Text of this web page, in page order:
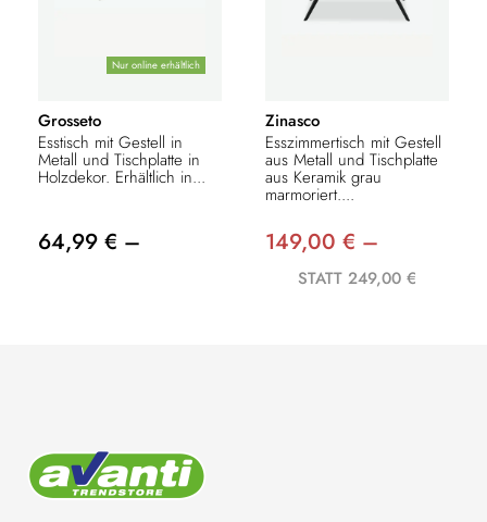
Nur online erhältlich
Grosseto
Esstisch mit Gestell in
Metall und Tischplatte in
Holzdekor. Erhältlich in...
64,99 € –
Zinasco
Esszimmertisch mit Gestell
aus Metall und Tischplatte
aus Keramik grau
marmoriert....
149,00 € –
STATT 249,00 €